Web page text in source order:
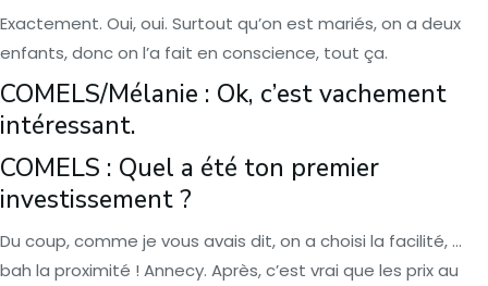
Exactement. Oui, oui. Surtout qu’on est mariés, on a deux
enfants, donc on l’a fait en conscience, tout ça.
COMELS/Mélanie : Ok, c’est vachement
intéressant.
COMELS : Quel a été ton premier
investissement ?
Du coup, comme je vous avais dit, on a choisi la facilité, …
bah la proximité ! Annecy. Après, c’est vrai que les prix au